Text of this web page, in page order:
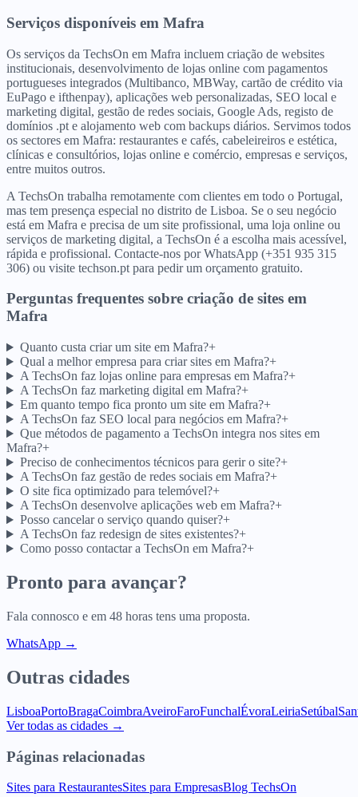
Serviços disponíveis em Mafra
Os serviços da TechsOn em Mafra incluem criação de websites
institucionais, desenvolvimento de lojas online com pagamentos
portugueses integrados (Multibanco, MBWay, cartão de crédito via
EuPago e ifthenpay), aplicações web personalizadas, SEO local e
marketing digital, gestão de redes sociais, Google Ads, registo de
domínios .pt e alojamento web com backups diários. Servimos todos
os sectores em Mafra: restaurantes e cafés, cabeleireiros e estética,
clínicas e consultórios, lojas online e comércio, empresas e serviços,
entre muitos outros.
A TechsOn trabalha remotamente com clientes em todo o Portugal,
mas tem presença especial no distrito de Lisboa. Se o seu negócio
está em Mafra e precisa de um site profissional, uma loja online ou
serviços de marketing digital, a TechsOn é a escolha mais acessível,
rápida e profissional. Contacte-nos por WhatsApp (+351 935 315
306) ou visite techson.pt para pedir um orçamento gratuito.
Perguntas frequentes sobre criação de sites em
Mafra
Quanto custa criar um site em Mafra?+
Qual a melhor empresa para criar sites em Mafra?+
A TechsOn faz lojas online para empresas em Mafra?+
A TechsOn faz marketing digital em Mafra?+
Em quanto tempo fica pronto um site em Mafra?+
A TechsOn faz SEO local para negócios em Mafra?+
Que métodos de pagamento a TechsOn integra nos sites em
Mafra?+
Preciso de conhecimentos técnicos para gerir o site?+
A TechsOn faz gestão de redes sociais em Mafra?+
O site fica optimizado para telemóvel?+
A TechsOn desenvolve aplicações web em Mafra?+
Posso cancelar o serviço quando quiser?+
A TechsOn faz redesign de sites existentes?+
Como posso contactar a TechsOn em Mafra?+
Pronto para avançar?
Fala connosco e em 48 horas tens uma proposta.
WhatsApp →
Outras cidades
LisboaPortoBragaCoimbraAveiroFaroFunchalÉvoraLeiriaSetúbal
Ver todas as cidades →
Páginas relacionadas
Sites para RestaurantesSites para EmpresasBlog TechsOn